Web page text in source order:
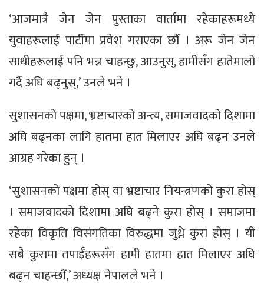
‘आजमात्रै जेन जेन पुस्ताका वार्तामा रहेकाहरूमध्ये
युवाहरूलाई पार्टीमा प्रवेश गराएका छौँ । अरू जेन जेन
साथीहरूलाई पनि भन्न चाहन्छु, आउनुस्, हामीसँग हातेमालो
गर्दै अघि बढ्नुस्,’ उनले भने ।
सुशासनको पक्षमा, भ्रष्टाचारको अन्त्य, समाजवादको दिशामा
अघि बढ्नका लागि हातमा हात मिलाएर अघि बढ्न उनले
आग्रह गरेका हुन् ।
‘सुशासनको पक्षमा होस् वा भ्रष्टाचार नियन्त्रणको कुरा होस्
। समाजवादको दिशामा अघि बढ्ने कुरा होस् । समाजमा
रहेका विकृति विसंगतिका विरुद्धमा जुध्ने कुरा होस् । यी
सबै कुरामा तपाईँहरूसँग हामी हातमा हात मिलाएर अघि
बढ्न चाहन्छौँ,’ अध्यक्ष नेपालले भने ।